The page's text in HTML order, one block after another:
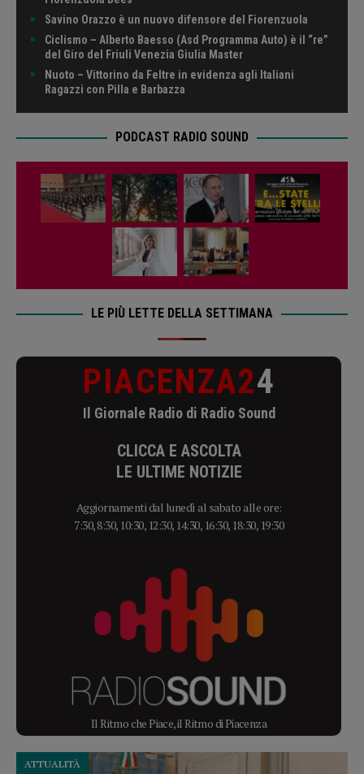
Savino Orazzo è un nuovo difensore del Fiorenzuola
Ciclismo – Alberto Baesso (Asd Programma Auto) è il “re”
del Giro del Friuli Venezia Giulia Master
Nuoto – Vittorino da Feltre in evidenza agli Italiani
Ragazzi con Pilla e Barbazza
PODCAST RADIO SOUND
LE PIÙ LETTE DELLA SETTIMANA
PIACENZA24
Il Giornale Radio di Radio Sound
CLICCA E ASCOLTA
LE ULTIME NOTIZIE
Aggiornamenti dal lunedì al sabato alle ore:
7:30, 8:30, 10:30, 12:30, 14:30, 16:30, 18:30, 19:30
Il Ritmo che Piace, il Ritmo di Piacenza
ATTUALITÀ